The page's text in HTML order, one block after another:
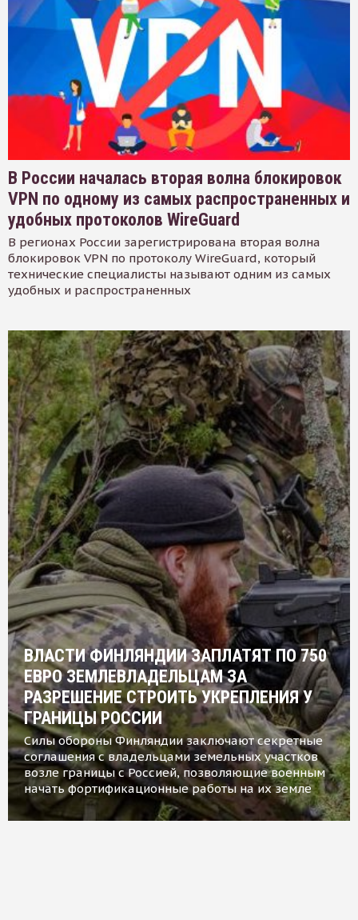
В России началась вторая волна блокировок
VPN по одному из самых распространенных и
удобных протоколов WireGuard
В регионах России зарегистрирована вторая волна
блокировок VPN по протоколу WireGuard, который
технические специалисты называют одним из самых
удобных и распространенных
ВЛАСТИ ФИНЛЯНДИИ ЗАПЛАТЯТ ПО 750
ЕВРО ЗЕМЛЕВЛАДЕЛЬЦАМ ЗА
РАЗРЕШЕНИЕ СТРОИТЬ УКРЕПЛЕНИЯ У
ГРАНИЦЫ РОССИИ
Силы обороны Финляндии заключают секретные
соглашения с владельцами земельных участков
возле границы с Россией, позволяющие военным
начать фортификационные работы на их земле